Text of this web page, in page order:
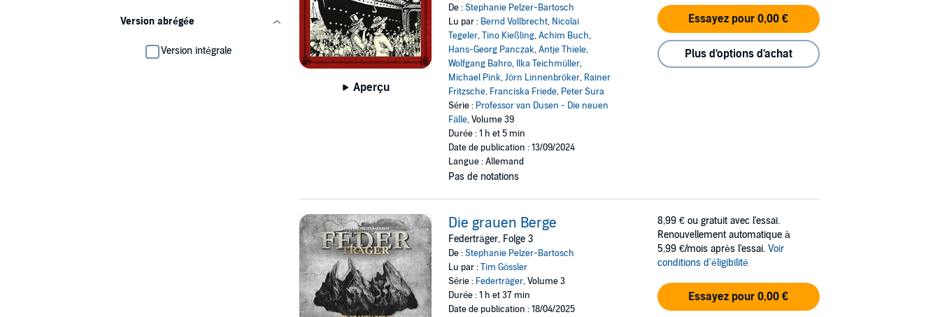
Version abrégée
Version intégrale
Aperçu
De :Stephanie Pelzer-Bartosch
Lu par : Bernd Vollbrecht, Nicolai
Tegeler,Tino Kießling,Achim Buch,
Hans-Georg Panczak,Antje Thiele,
Wolfgang Bahro, Ilka Teichmüller,
Michael Pink,Jörn Linnenbröker, Rainer
Fritzsche, Franciska Friede, Peter Sura
Série : Professor van Dusen - Die neuen
Fälle, Volume 39
Durée : 1 h et 5 min
Date de publication : 13/09/2024
Langue : Allemand
Pas de notations
Essayez pour 0,00 €
Plus d'options d'achat
Die grauen Berge
Federträger, Folge 3
De :Stephanie Pelzer-Bartosch
Lu par :Tim Gössler
Série : Federträger, Volume 3
Durée : 1 h et 37 min
Date de publication : 18/04/2025
8,99 € ou gratuit avec l'essai.
Renouvellement automatique à
5,99 €/mois après l'essai. Voir
conditions d'éligibilité
Essayez pour 0,00 €